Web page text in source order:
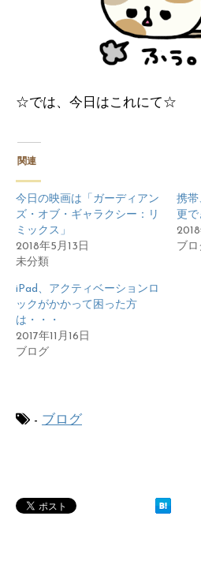
☆では、今日はこれにて☆
関連
今日の映画は「ガーディアン
ズ・オブ・ギャラクシー：リ
ミックス」
2018年5月13日
未分類
携帯
更で
ブロ
iPad、アクティベーションロ
ックがかかって困った方
は・・・
2017年11月16日
ブログ
- ブログ